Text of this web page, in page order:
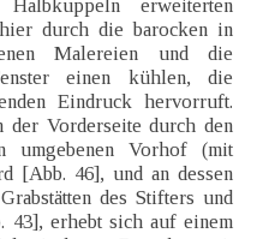
erweiterten
durch die barocken in
Malereien und die
einen kühlen, die
Eindruck hervorruft.
Vorderseite durch den
umgebenen Vorhof (mit
[Abb. 46], und an dessen
des Stifters und
43], erhebt sich auf einem